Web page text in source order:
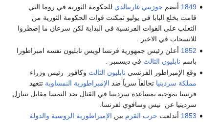
1849 أنضم جوزيبي غاريبالدي للحكومة الثورية في روما التي
قامت بخلع البابا في يوليو تمكنت قوات الحكومة الثورية من
التغلب على القوات الفرنسية في البداية لكن سرعان ما إضطروا
للانسحاب في الاخير .
1852 أعلن رئيس جمهورية فرنسا لويس نابليون نفسه امبراطورا
باسم نابليون الثالث في ديسمبر .
وقع الإمبراطور الفرنسي نابليون الثالث وكافور رئيس وزراء
مملكة سردينيا تحالفاً سرياً ضد الإمبراطورية النمساوية تتعهد
فرنسا بموجبه بمساعدة سردينيا في القتال ضد النمسا مقابل تتنازل
سردينيا عن نيس وسافوي لفرنسا.
1853 أندلعت حرب القرم بين الإمبراطورية الروسية والدولة